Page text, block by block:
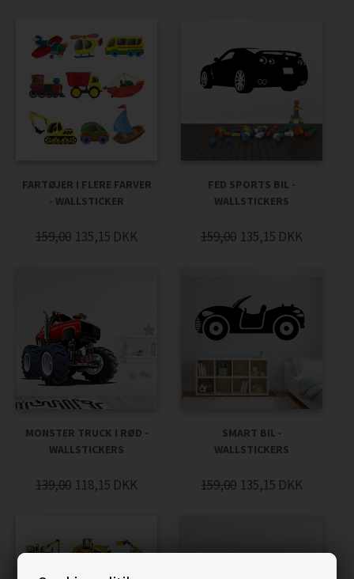
FARTØJER I FLERE FARVER
- WALLSTICKER
159,00 135,15 DKK
FED SPORTS BIL -
WALLSTICKERS
159,00 135,15 DKK
MONSTER TRUCK I RØD -
WALLSTICKERS
139,00 118,15 DKK
SMART BIL -
WALLSTICKERS
159,00 135,15 DKK